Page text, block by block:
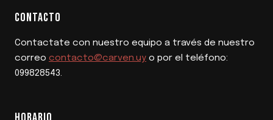
CONTACTO
Contactate con nuestro equipo a través de nuestro
correo contacto@carven.uy o por el teléfono:
099828543.